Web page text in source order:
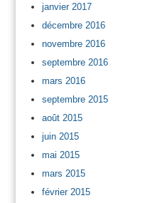
janvier 2017
décembre 2016
novembre 2016
septembre 2016
mars 2016
septembre 2015
août 2015
juin 2015
mai 2015
mars 2015
février 2015